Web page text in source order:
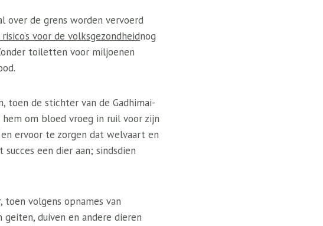
over de grens worden vervoerd
voor de volksgezondheidnog
toiletten voor miljoenen
toen de stichter van de Gadhimai-
hem om bloed vroeg in ruil voor zijn
ervoor te zorgen dat welvaart en
een dier aan; sindsdien
volgens opnames van
geiten, duiven en andere dieren